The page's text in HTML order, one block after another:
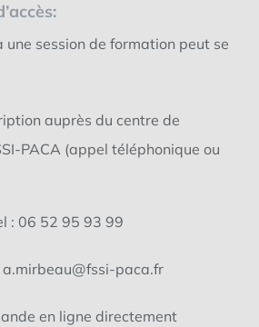
une session de formation peut se
auprès du centre de
PACA (appel téléphonique ou
: 06 52 95 93 99
a.mirbeau@fssi-paca.fr
en ligne directement